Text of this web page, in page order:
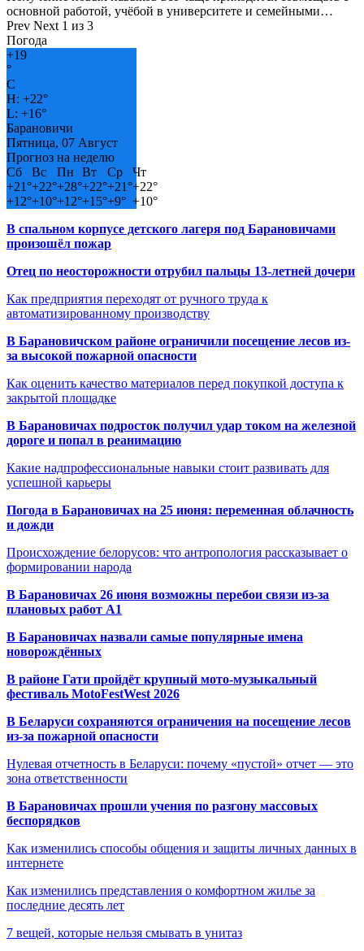
основной работой, учёбой в университете и семейными…
Prev Next 1 из 3
Погода
+19
°
C
H: +22°
L: +16°
Барановичи
Пятница, 07 Август
Прогноз на неделю
Сб
Вс Пн Вт Ср
Чт
+21°+22°+28°+22°+21°+22°
+12°+10°+12°+15°+9° +10°
В спальном корпусе детского лагеря под Барановичами
произошёл пожар
Отец по неосторожности отрубил пальцы 13-летней дочери
Как предприятия переходят от ручного труда к
автоматизированному производству
В Барановичском районе ограничили посещение лесов из-
за высокой пожарной опасности
Как оценить качество материалов перед покупкой доступа к
закрытой площадке
В Барановичах подросток получил удар током на железной
дороге и попал в реанимацию
Какие надпрофессиональные навыки стоит развивать для
успешной карьеры
Погода в Барановичах на 25 июня: переменная облачность
и дожди
Происхождение белорусов: что антропология рассказывает о
формировании народа
В Барановичах 26 июня возможны перебои связи из-за
плановых работ A1
В Барановичах назвали самые популярные имена
новорождённых
В районе Гати пройдёт крупный мото-музыкальный
фестиваль MotoFestWest 2026
В Беларуси сохраняются ограничения на посещение лесов
из-за пожарной опасности
Нулевая отчетность в Беларуси: почему «пустой» отчет — это
зона ответственности
В Барановичах прошли учения по разгону массовых
беспорядков
Как изменились способы общения и защиты личных данных в
интернете
Как изменились представления о комфортном жилье за
последние десять лет
7 вещей, которые нельзя смывать в унитаз